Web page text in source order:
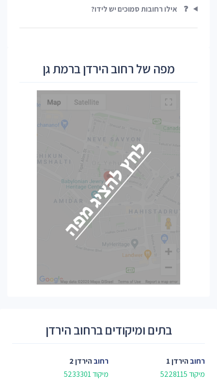
❓ אילו רחובות סמוכים יש לידו?
מפה של רחוב הירדן ברמת גן
בתים ומיקודים ברחוב הירדן
רחובהירדן 1
מיקוד 5228115
רחובהירדן 2
מיקוד 5233301